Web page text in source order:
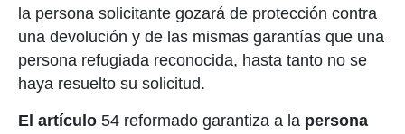
la persona solicitante gozará de protección contra
una devolución y de las mismas garantías que una
persona refugiada reconocida, hasta tanto no se
haya resuelto su solicitud.
El artículo 54 reformado garantiza a la persona